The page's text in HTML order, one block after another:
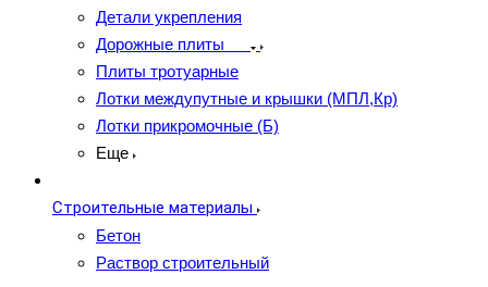
Детали укрепления
Дорожные плиты
Плиты тротуарные
Лотки междупутные и крышки (МПЛ,Кр)
Лотки прикромочные (Б)
Еще
Строительные материалы
Бетон
Раствор строительный